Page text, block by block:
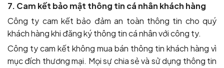
7. Cam kết bảo mật thông tin cá nhân khách hàng
Công ty cam kết bảo đảm an toàn thông tin cho quý
khách hàng khi đăng ký thông tin cá nhân với công ty.
Công ty cam kết không mua bán thông tin khách hàng vì
mục đích thương mại. Mọi sự chia sẻ và sử dụng thông tin